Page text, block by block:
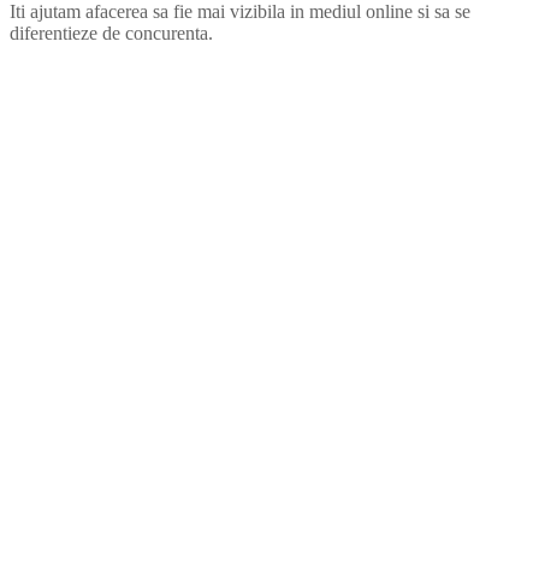
Iti ajutam afacerea sa fie mai vizibila in mediul online si sa se
diferentieze de concurenta.